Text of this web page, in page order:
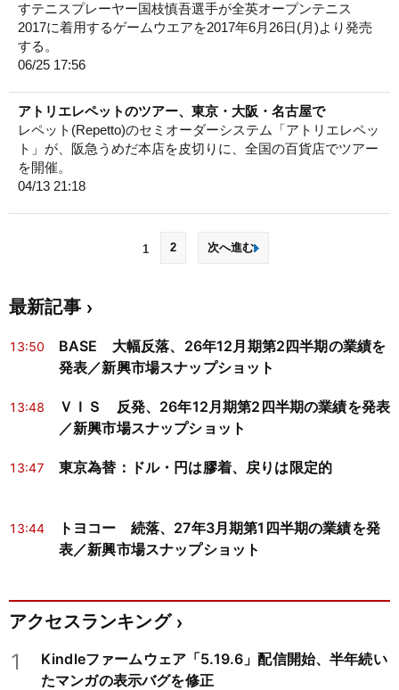
すテニスプレーヤー国枝慎吾選手が全英オープンテニス
2017に着用するゲームウエアを2017年6月26日(月)より発売
する。
06/25 17:56
アトリエレペットのツアー、東京・大阪・名古屋で
レペット(Repetto)のセミオーダーシステム「アトリエレペッ
ト」が、阪急うめだ本店を皮切りに、全国の百貨店でツアー
を開催。
04/13 21:18
1 2 次へ進む
最新記事
13:50
BASE 大幅反落、26年12月期第2四半期の業績を
発表／新興市場スナップショット
13:48
ＶＩＳ 反発、26年12月期第2四半期の業績を発表
／新興市場スナップショット
13:47 東京為替：ドル・円は膠着、戻りは限定的
13:44
トヨコー 続落、27年3月期第1四半期の業績を発
表／新興市場スナップショット
アクセスランキング
1
Kindleファームウェア「5.19.6」配信開始、半年続い
たマンガの表示バグを修正